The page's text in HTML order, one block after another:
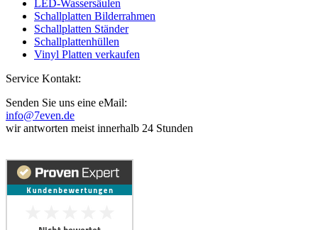
LED-Wassersäulen
Schallplatten Bilderrahmen
Schallplatten Ständer
Schallplattenhüllen
Vinyl Platten verkaufen
Service Kontakt:
Senden Sie uns eine eMail:
info@7even.de
wir antworten meist innerhalb 24 Stunden